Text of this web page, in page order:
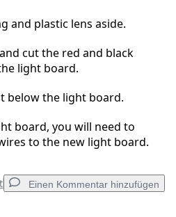
and plastic lens aside.
cut the red and black
light board.
below the light board.
board, you will need to
to the new light board.
Einen Kommentar hinzufügen